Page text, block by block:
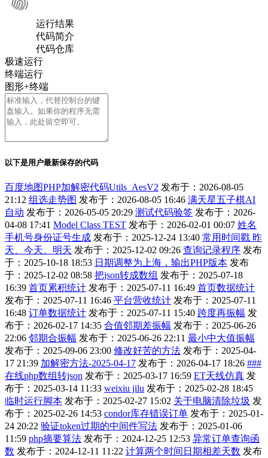
运行结果
代码简介
代码仓库
极速运行
终端运行
图形+终端
以下是用户最新保存的代码
百度地图PHP加解密代码Utils_AesV2 发布于：2026-08-05
21:12 组选走势图 发布于：2026-08-05 16:46 满天星五子棋AI
自动 发布于：2026-05-05 20:29 测试代码验签 发布于：2026-
04-08 17:41 Model Class TEST 发布于：2026-02-01 00:07 姓名
手机号身份证号生成 发布于：2025-12-24 13:40 常用时间戳 昨
天、今天、明天 发布于：2025-12-02 09:26 查询记录程序 发布
于：2025-10-18 18:53 日期调整为上海，输出PHP版本 发布
于：2025-12-02 08:58 把json转成数组 发布于：2025-07-18
16:39 首页累积统计 发布于：2025-07-11 16:49 首页数据统计
发布于：2025-07-11 16:46 平台营收统计 发布于：2025-07-11
16:48 订单数据统计 发布于：2025-07-11 15:40 跨度再振幅 发
布于：2026-02-17 14:35 合值邻期差振幅 发布于：2025-06-26
22:06 邻期合振幅 发布于：2025-06-26 22:11 最小中大值振幅
发布于：2025-09-06 23:00 修改好苦的方法 发布于：2025-04-
17 21:39 加解密方法-2025-04-17 发布于：2026-04-17 18:26 ###
在线php数组转json 发布于：2025-03-17 16:59 ET天线仿真 发
布于：2025-03-14 11:33 weixiu jilu 发布于：2025-02-28 18:45
临时运行脚本 发布于：2025-02-27 15:02 关于电脑清除垃圾 发
布于：2025-02-26 14:53 condor库存错误订单 发布于：2025-01-
24 20:22 验证token过期的中间件写法 发布于：2025-01-06
11:59 php摘要算法 发布于：2024-12-25 12:53 异常订单查询函
数 发布于：2024-12-11 11:22 计算两个时间日期相差天数 发布